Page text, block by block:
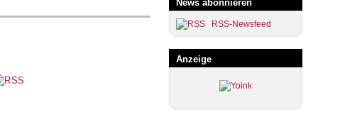
News abonnieren
RSS-Newsfeed
Anzeige